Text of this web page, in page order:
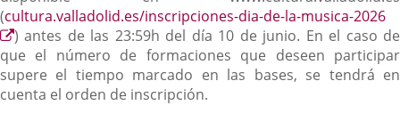
(cultura.valladolid.es/inscripciones-dia-de-la-musica-2026
Enlace
a
una
aplicación
) antes de las 23:59h del día 10 de junio. En el caso de
que el número de formaciones que deseen participar
supere el tiempo marcado en las bases, se tendrá en
cuenta el orden de inscripción.